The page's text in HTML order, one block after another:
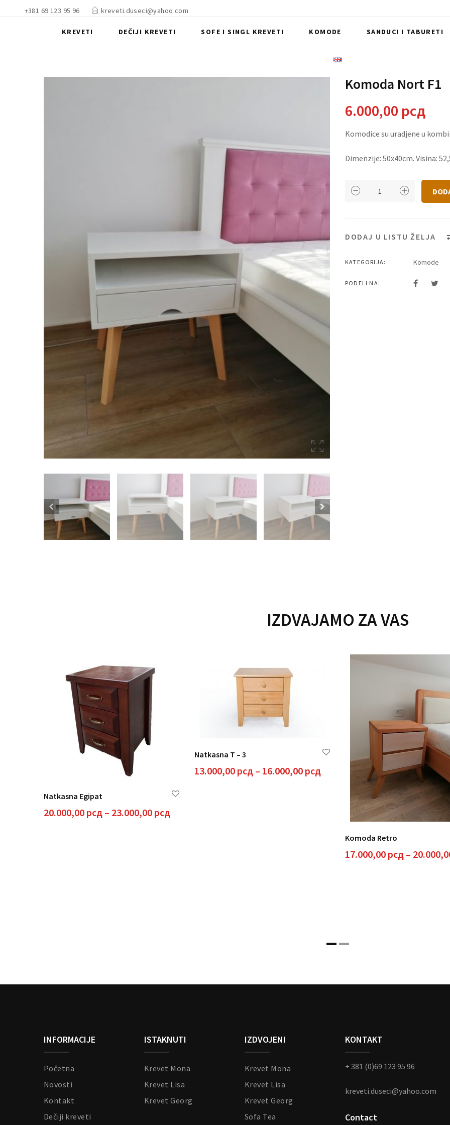
+381 69 123 95 96 kreveti.duseci@yahoo.com
KREVETI DEČIJI KREVETI SOFE I SINGL KREVETI KOMODE SANDUCI I TABURETI
Komoda Nort F1
6.000,00 рсд
Komodice su uradjene u
Dimenzije: 50x40cm. Visina:
Komoda
DODAJ U LISTU ŽELJA
KATEGORIJA: Komode
PODELI NA:
IZDVAJAMO ZA VAS
Natkasna Egipat
20.000,00 рсд – 23.000,00 рсдRaspon
Natkasna T – 3
13.000,00 рсд – 16.000,00 рсдRaspon
13.000,00 рсд
16.000,00 рсд
Komoda Retro
17.000,00 рсд –
INFORMACIJE
Početna
Novosti
Kontakt
Dečiji kreveti
ISTAKNUTI
Krevet Mona
Krevet Lisa
Krevet Georg
IZDVOJENI
Krevet Mona
Krevet Lisa
Krevet Georg
Sofa Tea
KONTAKT
+ 381 (0)69 123 95 96
kreveti.duseci@yahoo.com
Contact